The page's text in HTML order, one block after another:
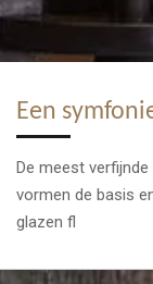
Een
De meest
vormen de basis
glazen fl